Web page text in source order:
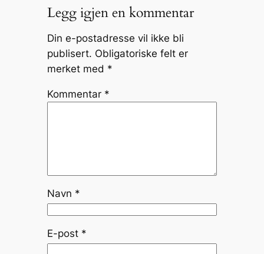
Legg igjen en kommentar
Din e-postadresse vil ikke bli
publisert. Obligatoriske felt er
merket med *
Kommentar *
Navn *
E-post *